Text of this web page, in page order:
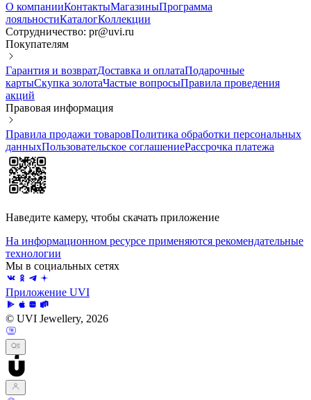
О компанииКонтактыМагазиныПрограмма
лояльностиКаталогКоллекции
Сотрудничество: pr@uvi.ru
Покупателям
Гарантия и возвратДоставка и оплатаПодарочные
картыСкупка золотаЧастые вопросыПравила проведения
акций
Правовая информация
Правила продажи товаровПолитика обработки персональных
данныхПользовательское соглашениеРассрочка платежа
Наведите камеру, чтобы скачать приложение
На информационном ресурсе применяются рекомендательные
технологии
Мы в социальных сетях
Приложение UVI
© UVI Jewellery, 2026